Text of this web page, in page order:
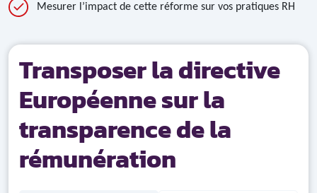
Mesurer l’impact de cette réforme sur vos pratiques RH
Transposer la directive
Européenne sur la
transparence de la
rémunération